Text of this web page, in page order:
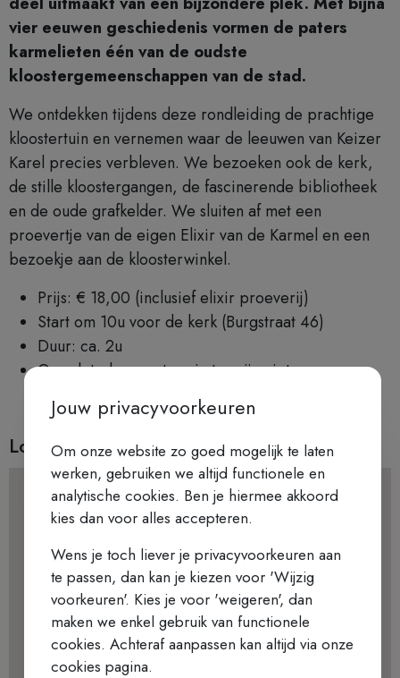
vier eeuwen geschiedenis vormen de paters
karmelieten één van de oudste
kloostergemeenschappen van de stad.
We ontdekken tijdens deze rondleiding de prachtige
kloostertuin en vernemen waar de leeuwen van Keizer
Karel precies verbleven. We bezoeken ook de kerk,
de stille kloostergangen, de fascinerende bibliotheek
en de oude grafkelder. We sluiten af met een
proevertje van de eigen Elixir van de Karmel en een
bezoekje aan de kloosterwinkel.
Prijs: € 18,00 (inclusief elixir proeverij)
Start om 10u voor de kerk (Burgstraat 46)
Duur: ca. 2u
Opgelet: de meeste ruimtes zijn niet
Locatie
Jouw privacyvoorkeuren
Om onze website zo goed mogelijk te laten
werken, gebruiken we altijd functionele en
analytische cookies. Ben je hiermee akkoord
kies dan voor alles accepteren.
Wens je toch liever je privacyvoorkeuren aan
te passen, dan kan je kiezen voor 'Wijzig
voorkeuren'. Kies je voor 'weigeren', dan
maken we enkel gebruik van functionele
cookies. Achteraf aanpassen kan altijd via onze
cookies pagina.